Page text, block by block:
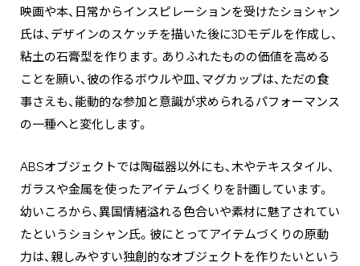
映画や本、日常からインスピレーションを受けたショシャン
氏は、デザインのスケッチを描いた後に3Dモデルを作成し、
粘土の石膏型を作ります。ありふれたものの価値を高める
ことを願い、彼の作るボウルや皿、マグカップは、ただの食
事さえも、能動的な参加と意識が求められるパフォーマンス
の一種へと変化します。
ABSオブジェクトでは陶磁器以外にも、木やテキスタイル、
ガラスや金属を使ったアイテムづくりを計画しています。
幼いころから、異国情緒溢れる色合いや素材に魅了されてい
たというショシャン氏。彼にとってアイテムづくりの原動
力は、親しみやすい独創的なオブジェクトを作りたいという